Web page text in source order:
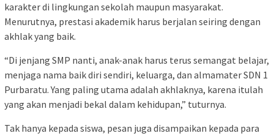
karakter di lingkungan sekolah maupun masyarakat.
Menurutnya, prestasi akademik harus berjalan seiring dengan
akhlak yang baik.
“Di jenjang SMP nanti, anak-anak harus terus semangat belajar,
menjaga nama baik diri sendiri, keluarga, dan almamater SDN 1
Purbaratu. Yang paling utama adalah akhlaknya, karena itulah
yang akan menjadi bekal dalam kehidupan,” tuturnya.
Tak hanya kepada siswa, pesan juga disampaikan kepada para